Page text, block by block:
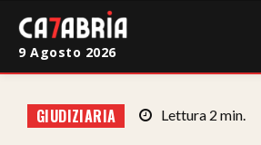
Cronaca
9 Agosto 2026
GIUDIZIARIA Lettura 2 min.